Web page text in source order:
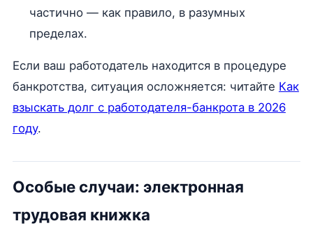
частично — как правило, в разумных
пределах.
Если ваш работодатель находится в процедуре
банкротства, ситуация осложняется: читайте Как
взыскать долг с работодателя-банкрота в 2026
году.
Особые случаи: электронная
трудовая книжка